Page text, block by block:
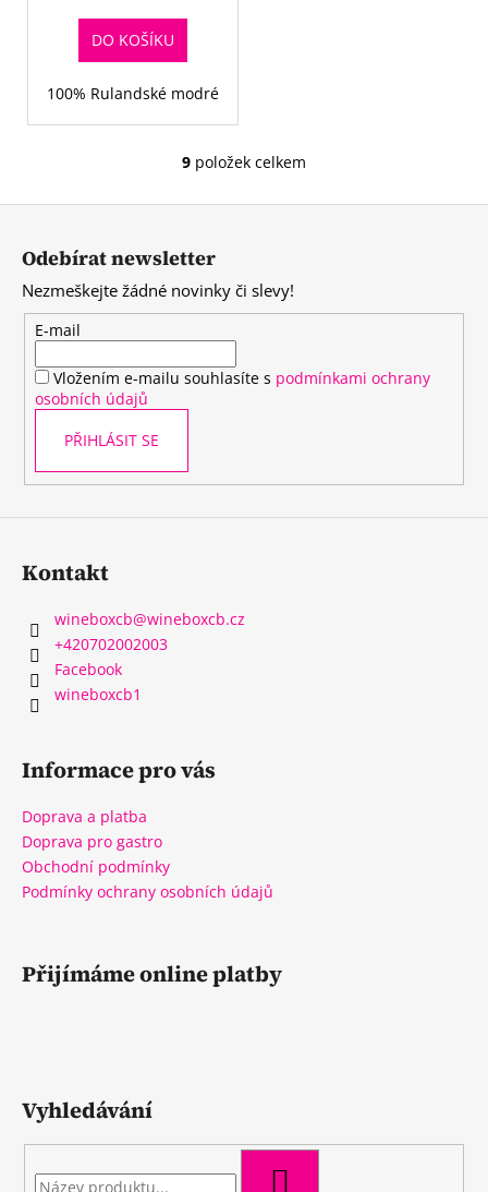
DO KOŠÍKU
100% Rulandské modré
O
v
a
c
p
r
v
9 položek celkem
Odebírat newsletter
Nezmeškejte žádné novinky či slevy!
E-mail
Vložením e-mailu souhlasíte s podmínkami ochrany
osobních údajů
PŘIHLÁSIT SE
Kontakt
wineboxcb@wineboxcb.cz
+420702002003
Facebook
wineboxcb1
Informace pro vás
Doprava a platba
Doprava pro gastro
Obchodní podmínky
Podmínky ochrany osobních údajů
Přijímáme online platby
Vyhledávání